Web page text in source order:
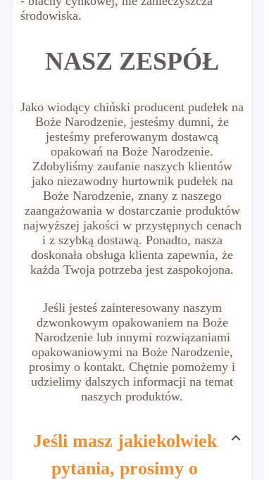
środowiska.
NASZ ZESPÓŁ
Jako wiodący chiński producent pudełek na
Boże Narodzenie, jesteśmy dumni, że
jesteśmy preferowanym dostawcą
opakowań na Boże Narodzenie.
Zdobyliśmy zaufanie naszych klientów
jako niezawodny hurtownik pudełek na
Boże Narodzenie, znany z naszego
zaangażowania w dostarczanie produktów
najwyższej jakości w przystępnych cenach
i z szybką dostawą. Ponadto, nasza
doskonała obsługa klienta zapewnia, że
każda Twoja potrzeba jest zaspokojona.
Jeśli jesteś zainteresowany naszym
dzwonkowym opakowaniem na Boże
Narodzenie lub innymi rozwiązaniami
opakowaniowymi na Boże Narodzenie,
prosimy o kontakt. Chętnie pomożemy i
udzielimy dalszych informacji na temat
naszych produktów.
Jeśli masz jakiekolwiek
pytania, prosimy o